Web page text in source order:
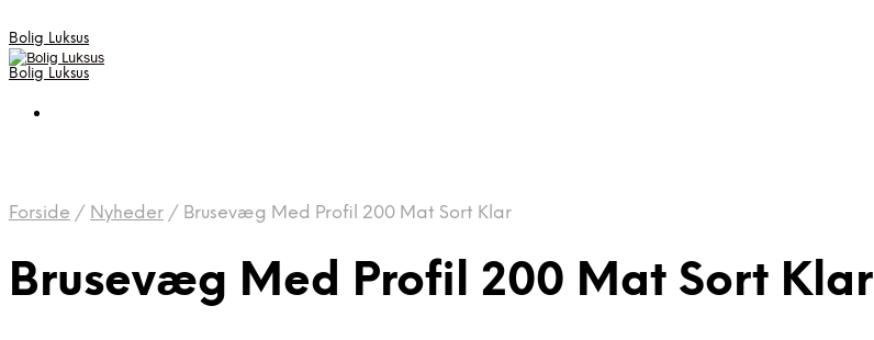
Bolig Luksus
Bolig Luksus
Forside / Nyheder / Brusevæg Med Profil 200 Mat Sort Klar
Brusevæg Med Profil 200 Mat Sort Klar